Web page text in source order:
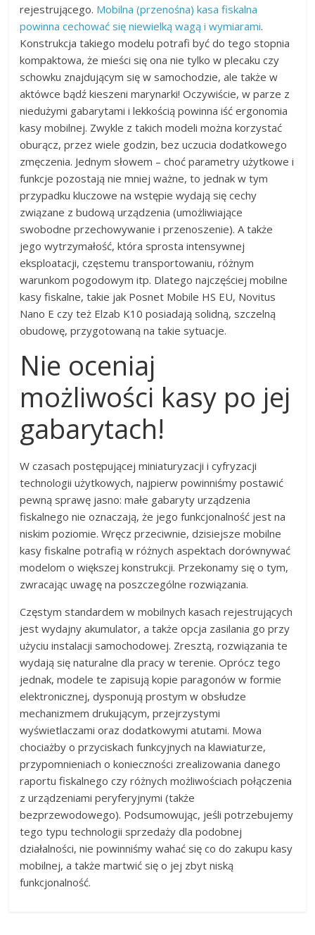
rejestrującego. Mobilna (przenośna) kasa fiskalna
powinna cechować się niewielką wagą i wymiarami.
Konstrukcja takiego modelu potrafi być do tego stopnia
kompaktowa, że mieści się ona nie tylko w plecaku czy
schowku znajdującym się w samochodzie, ale także w
aktówce bądź kieszeni marynarki! Oczywiście, w parze z
niedużymi gabarytami i lekkością powinna iść ergonomia
kasy mobilnej. Zwykle z takich modeli można korzystać
oburącz, przez wiele godzin, bez uczucia dodatkowego
zmęczenia. Jednym słowem – choć parametry użytkowe i
funkcje pozostają nie mniej ważne, to jednak w tym
przypadku kluczowe na wstępie wydają się cechy
związane z budową urządzenia (umożliwiające
swobodne przechowywanie i przenoszenie). A także
jego wytrzymałość, która sprosta intensywnej
eksploatacji, częstemu transportowaniu, różnym
warunkom pogodowym itp. Dlatego najczęściej mobilne
kasy fiskalne, takie jak Posnet Mobile HS EU, Novitus
Nano E czy też Elzab K10 posiadają solidną, szczelną
obudowę, przygotowaną na takie sytuacje.
Nie oceniaj
możliwości kasy po jej
gabarytach!
W czasach postępującej miniaturyzacji i cyfryzacji
technologii użytkowych, najpierw powinniśmy postawić
pewną sprawę jasno: małe gabaryty urządzenia
fiskalnego nie oznaczają, że jego funkcjonalność jest na
niskim poziomie. Wręcz przeciwnie, dzisiejsze mobilne
kasy fiskalne potrafią w różnych aspektach dorównywać
modelom o większej konstrukcji. Przekonamy się o tym,
zwracając uwagę na poszczególne rozwiązania.
Częstym standardem w mobilnych kasach rejestrujących
jest wydajny akumulator, a także opcja zasilania go przy
użyciu instalacji samochodowej. Zresztą, rozwiązania te
wydają się naturalne dla pracy w terenie. Oprócz tego
jednak, modele te zapisują kopie paragonów w formie
elektronicznej, dysponują prostym w obsłudze
mechanizmem drukującym, przejrzystymi
wyświetlaczami oraz dodatkowymi atutami. Mowa
chociażby o przyciskach funkcyjnych na klawiaturze,
przypomnieniach o konieczności zrealizowania danego
raportu fiskalnego czy różnych możliwościach połączenia
z urządzeniami peryferyjnymi (także
bezprzewodowego). Podsumowując, jeśli potrzebujemy
tego typu technologii sprzedaży dla podobnej
działalności, nie powinniśmy wahać się co do zakupu kasy
mobilnej, a także martwić się o jej zbyt niską
funkcjonalność.